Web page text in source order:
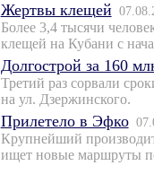
Жертвы клещей
Более 3,4 тысячи
клещей на Кубани с
Долгострой за 160
Третий раз сорвали
на ул. Дзержинского.
Прилетело в Эфко
Крупнейший
ищет новые маршруты